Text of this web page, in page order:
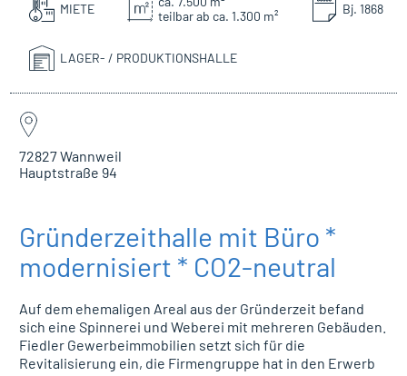
MIETE
teilbar ab ca. 1.300 m²
Bj. 1868
LAGER- / PRODUKTIONSHALLE
72827 Wannweil
Hauptstraße 94
Gründerzeithalle mit Büro *
modernisiert * CO2-neutral
Auf dem ehemaligen Areal aus der Gründerzeit befand
sich eine Spinnerei und Weberei mit mehreren Gebäuden.
Fiedler Gewerbeimmobilien setzt sich für die
Revitalisierung ein, die Firmengruppe hat in den Erwerb